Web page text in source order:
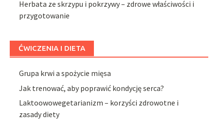
Herbata ze skrzypu i pokrzywy – zdrowe właściwości i
przygotowanie
ĆWICZENIA I DIETA
Grupa krwi a spożycie mięsa
Jak trenować, aby poprawić kondycję serca?
Laktoowowegetarianizm – korzyści zdrowotne i
zasady diety